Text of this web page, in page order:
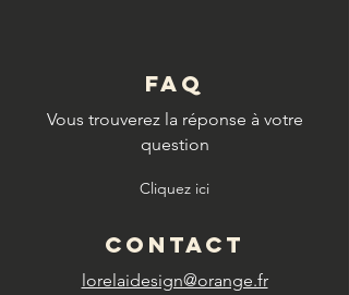
FAQ
Vous trouverez la réponse à votre
question
Cliquez ici
CONTACT
lorelaidesign@orange.fr